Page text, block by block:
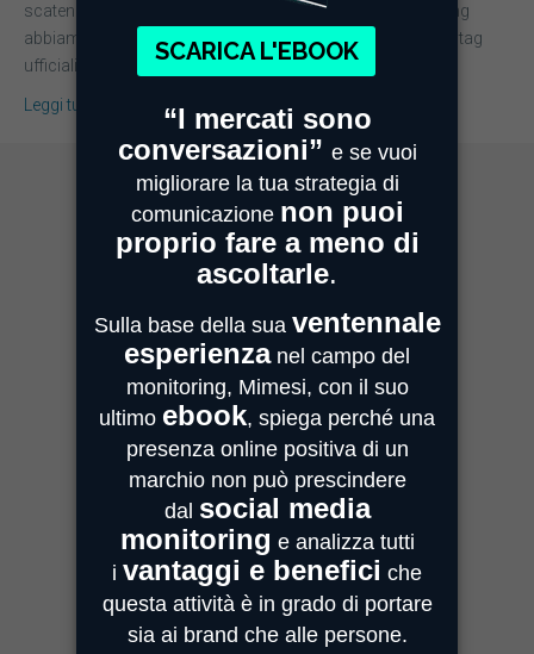
scatenati e grazie alla nostra piattaforma di Web Monitoring
abbiamo ascoltato le numerose conversazioni. I due hashtag
ufficiali della serata…
Leggi tutto
MIMESI MILANO
Centro Direzionale Milanofiori
Strada 4, Palazzo A - Scala 2
20059 Assago
MIMESI PARMA
Sede Operativa
Strada Quarta, 6/1D
43100 Parma
MIMESI FORLÌ
Sede divisione Audio Video
Via Guido Bonali, 14
47121 Forlì